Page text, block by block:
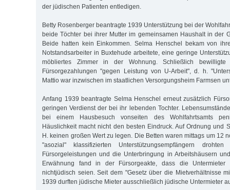
der jüdischen Patienten entledigen.
Betty Rosenberger beantragte 1939 Unterstützung bei der
beide Töchter bei ihrer Mutter im gemeinsamen Haushalt in der
Beide hatten kein Einkommen. Selma Henschel bekam von
Notstandsarbeiter in Buxtehude arbeitete, eine geringe
möbliertes Zimmer in der Wohnung. Schließlich bewilligte
Fürsorgezahlungen "gegen Leistung von U-Arbeit", d. h.
Mattio war inzwischen im staatlichen Versorgungsheim Farmsen
Anfang 1939 beantragte Selma Henschel erneut zusätzlich
geringen Verdienst der bei ihr lebenden Tochter.
bei einem Hausbesuch vonseiten des Wohlfahrtsamts
Häuslichkeit macht nicht den besten Eindruck. Auf Ordnung und
H. keinen großen Wert zu legen. Die Betten waren mittags um 12
"asozial" klassifizierten Unterstützungsempfängern
Fürsorgeleistungen und die Unterbringung in Arbeitshäusern
Erwähnung fand in der Fürsorgeakte, dass die Untermieter
nichtjüdisch seien. Seit dem "Gesetz über die Mietverhältnisse
1939 durften jüdische Mieter ausschließlich jüdische Untermieter